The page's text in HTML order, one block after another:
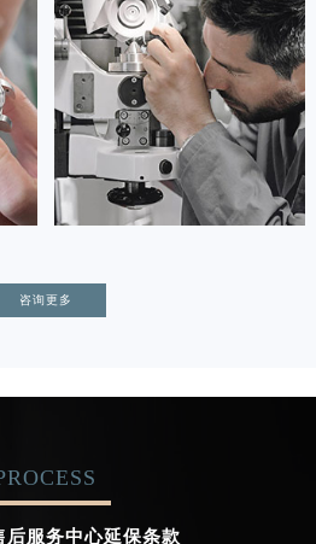
(积家保养中心)
的高级技师之一
Nanjing Jaeger Maintain center
 上海积家保养
辛迪·克莱门特
资深积家技师

咨询更多
后服务中心延保条款